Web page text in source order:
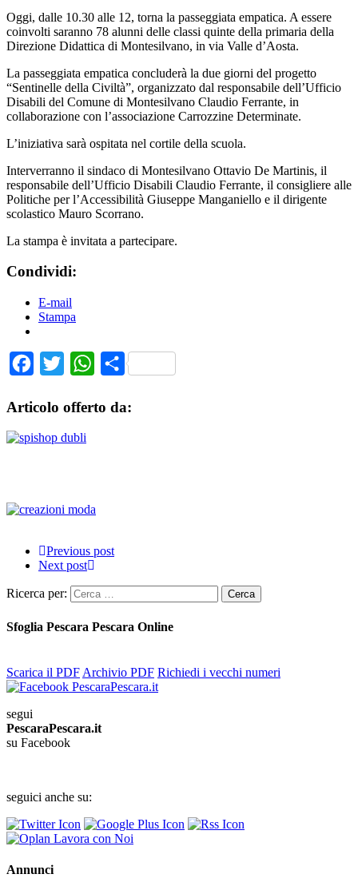
Oggi, dalle 10.30 alle 12, torna la passeggiata empatica. A essere
coinvolti saranno 78 alunni delle classi quinte della primaria della
Direzione Didattica di Montesilvano, in via Valle d’Aosta.
La passeggiata empatica concluderà la due giorni del progetto
“Sentinelle della Civiltà”, organizzato dal responsabile dell’Ufficio
Disabili del Comune di Montesilvano Claudio Ferrante, in
collaborazione con l’associazione Carrozzine Determinate.
L’iniziativa sarà ospitata nel cortile della scuola.
Interverranno il sindaco di Montesilvano Ottavio De Martinis, il
responsabile dell’Ufficio Disabili Claudio Ferrante, il consigliere alle
Politiche per l’Accessibilità Giuseppe Manganiello e il dirigente
scolastico Mauro Scorrano.
La stampa è invitata a partecipare.
Condividi:
E-mail
Stampa
FacebookTwitter WhatsApp
Share
Articolo offerto da:
Previous post
Next post
Ricerca per:
Sfoglia Pescara Pescara Online
Scarica il PDF Archivio PDF Richiedi i vecchi numeri
segui
PescaraPescara.it
su Facebook
seguici anche su:
Annunci